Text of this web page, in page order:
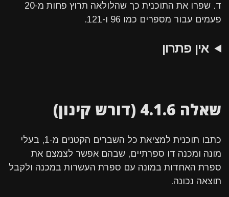
ד. שפרו את התוכנית כך שהלולאה תרוץ פחות מ-20
פעמים עבור מספרים כמו 96 ו-121.
אין פתרון
שאלה 4.1.6 (דורש קינון)
כתבו תוכנית למציאת כל השברים הקטנים מ-1, בעלי
מונה ומכנה דו ספרתיים, שבהם אפשר לצמצם את
ספרת האחדות במונה עם ספרת העשרות במכנה ולקבל
תוצאה נכונה.